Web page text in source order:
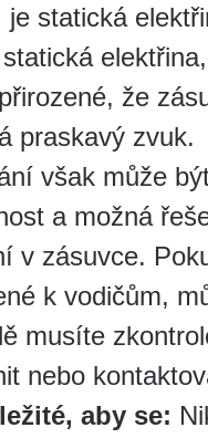
je statická
že
praskavý zvuk.
však může
a možná
v zásuvce.
k vodičům,
musíte
nebo
aby se: